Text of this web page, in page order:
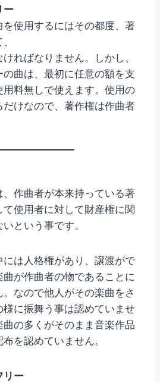
ー
使用するにはその都度、著
ればなりません。しかし、
の曲は、最初に任意の額を支
料無しで使えます。使用の
けなので、著作権は作曲者
作曲者が本来持っている著
使用者に対して財産権に関
という事です。
は人格権があり、譲渡がで
が作曲者の物であることに
なので他人がその楽曲をさ
様に振舞う事は認めていませ
の多くがそのまま音楽作品
を認めていません。
リー